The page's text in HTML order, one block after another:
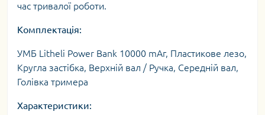
час тривалої роботи.
Комплектація:
УМБ Litheli Power Bank 10000 mAг, Пластикове лезо,
Кругла застібка, Верхній вал / Ручка, Середній вал,
Голівка тримера
Характеристики: